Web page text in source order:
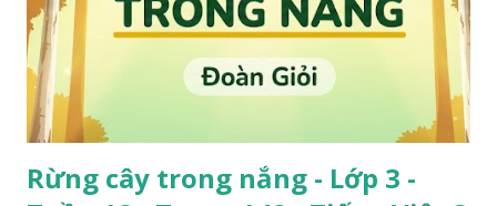
Rừng cây trong nắng - Lớp 3 -